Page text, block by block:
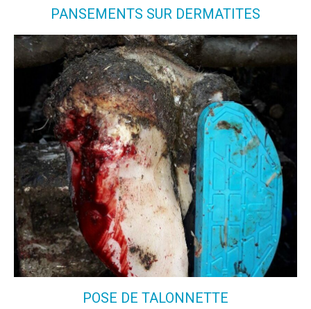
PANSEMENTS SUR DERMATITES
POSE DE TALONNETTE